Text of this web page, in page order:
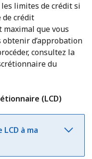
limites de crédit si
de crédit
maximal que vous
obtenir d’approbation
consultez la
du
(LCD)
à ma